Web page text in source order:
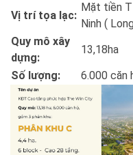
Vị trí tọa lạc:
Mặt tiền
Ninh (
Quy mô xây
dựng:
13,18ha
Số lượng:
6.000 căn